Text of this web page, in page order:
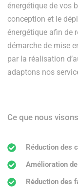
énergétique de vos
conception et le
énergétique afin de
démarche de mise
par la réalisation
adaptons nos
Ce que nous
Réduction des
Amélioration
Réduction des